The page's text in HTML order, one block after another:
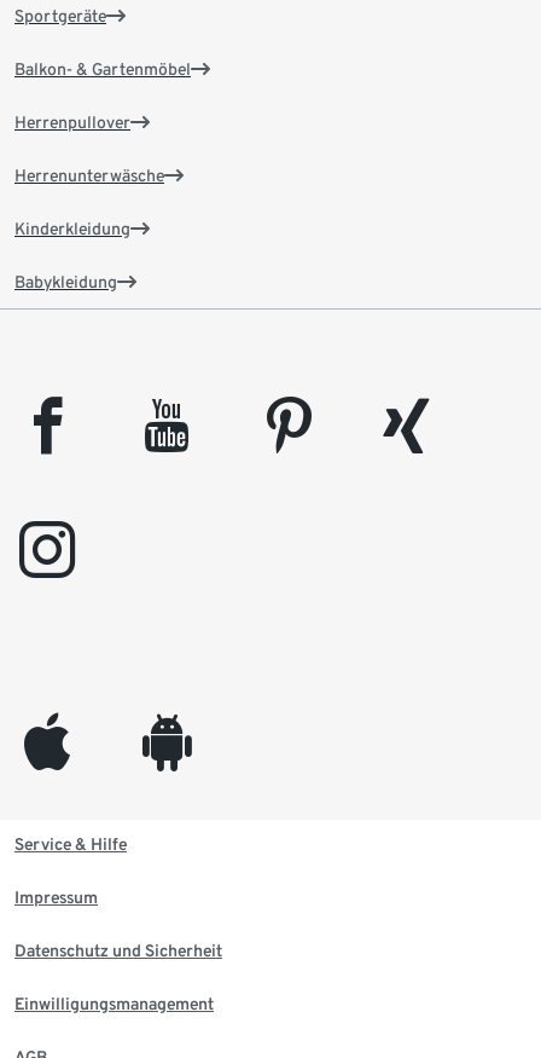
Sportgeräte
Balkon- & Gartenmöbel
Herrenpullover
Herrenunterwäsche
Kinderkleidung
Babykleidung
facebook youtube pinterest
xing
instagram
appleinc android
Service & Hilfe
Impressum
Datenschutz und Sicherheit
Einwilligungsmanagement